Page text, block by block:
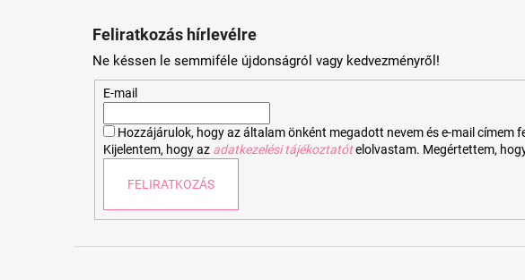
Feliratkozás hírlevélre
Ne késsen le semmiféle újdonságról vagy kedvezményről!
E-mail
Hozzájárulok, hogy az általam önként megadott nevem és e-mail címem
Kijelentem, hogy az adatkezelési tájékoztatót elolvastam. Megértettem,
FELIRATKOZÁS